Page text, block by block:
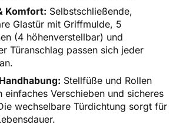
Komfort: Selbstschließende,
Glastür mit Griffmulde, 5
(4 höhenverstellbar) und
Türanschlag passen sich jeder
Stellfüße und Rollen
einfaches Verschieben und sicheres
wechselbare Türdichtung sorgt für